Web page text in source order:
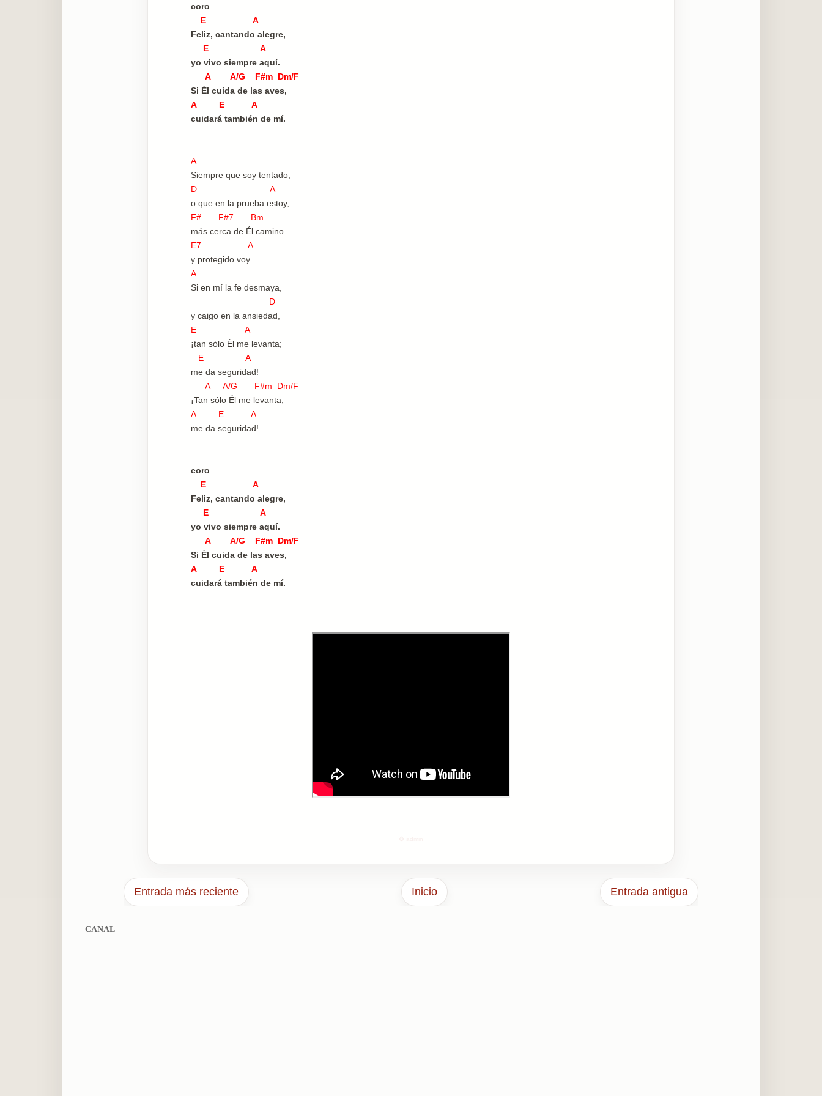
coro
E A
Feliz, cantando alegre,
E A
yo vivo siempre aquí.
A A/G F#m Dm/F
Si Él cuida de las aves,
A E A
cuidará también de mí.
A
Siempre que soy tentado,
D A
o que en la prueba estoy,
F# F#7 Bm
más cerca de Él camino
E7 A
y protegido voy.
A
Si en mí la fe desmaya,
D
y caigo en la ansiedad,
E A
¡tan sólo Él me levanta;
E A
me da seguridad!
A A/G F#m Dm/F
¡Tan sólo Él me levanta;
A E A
me da seguridad!
coro
E A
Feliz, cantando alegre,
E A
yo vivo siempre aquí.
A A/G F#m Dm/F
Si Él cuida de las aves,
A E A
cuidará también de mí.
Entrada más reciente Entrada antigua
Inicio
CANAL